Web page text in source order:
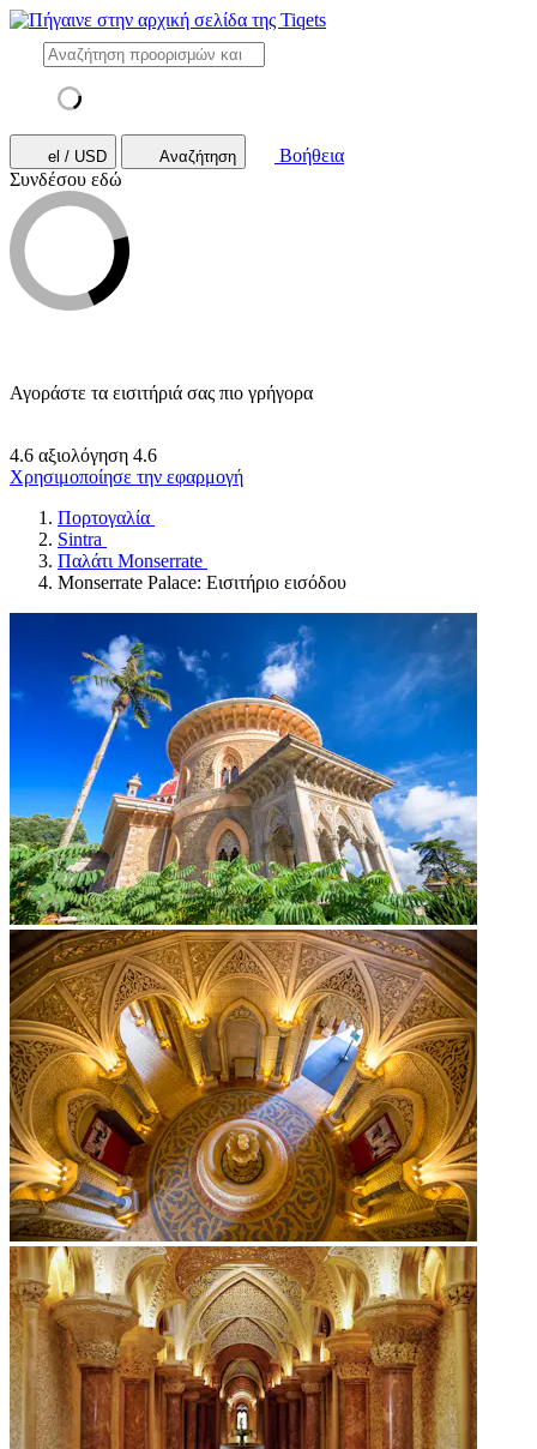
el / USD Αναζήτηση
Βοήθεια
Συνδέσου εδώ
Αγοράστε τα εισιτήριά σας πιο γρήγορα
4.6 αξιολόγηση 4.6
Χρησιμοποίησε την εφαρμογή
Πορτογαλία
Sintra
Παλάτι Monserrate
Monserrate Palace: Εισιτήριο εισόδου